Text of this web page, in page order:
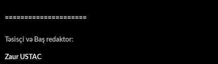
=====================
Təsisçi və Baş redaktor:
Zaur USTAC